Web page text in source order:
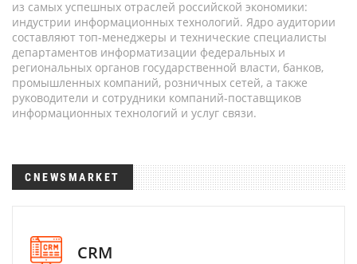
из самых успешных отраслей российской экономики:
индустрии информационных технологий. Ядро аудитории
составляют топ-менеджеры и технические специалисты
департаментов информатизации федеральных и
региональных органов государственной власти, банков,
промышленных компаний, розничных сетей, а также
руководители и сотрудники компаний-поставщиков
информационных технологий и услуг связи.
CNEWSMARKET
CRM